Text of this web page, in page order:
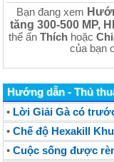
Bạn đang xem
tăng 300-500 MP,
thể ấn Thích hoặc
của bạn
Hướng dẫn - Thủ
• Lời Giải Gà có
• Chế độ Hexakill
• Cuộc sống được